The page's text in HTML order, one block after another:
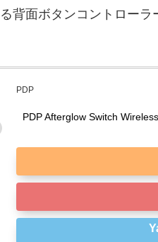
背面ボタンコントロー
PDP
PDP Afterglow Switch